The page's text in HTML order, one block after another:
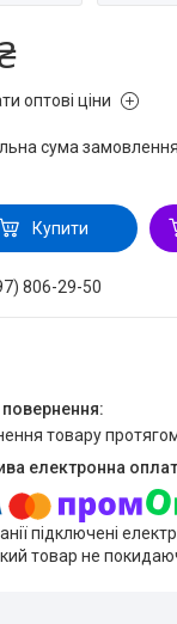
оптові ціни
сума
Купити
806-29-50
товару
підключені
товар не